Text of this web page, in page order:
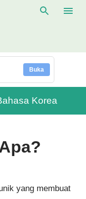
Buka
Korea
yang membuat